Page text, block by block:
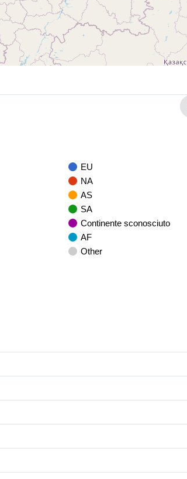
EU
NA
AS
SA
Continente sconosciuto
AF
Other